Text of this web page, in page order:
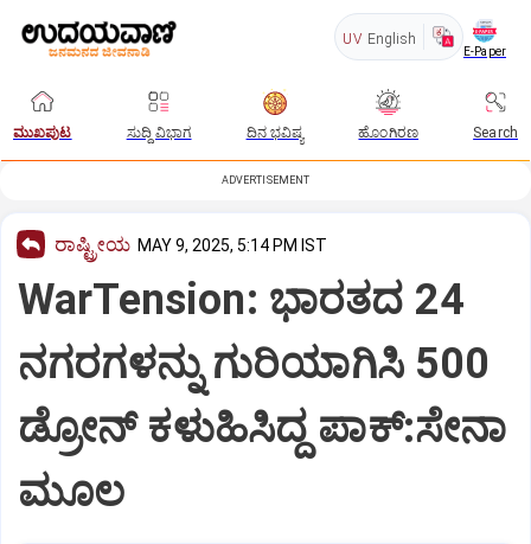
UV English
E-Paper
ಮುಖಪುಟ ಸುದ್ದಿ ವಿಭಾಗ ದಿನ ಭವಿಷ್ಯ ಹೊಂಗಿರಣ Search
ADVERTISEMENT
ರಾಷ್ಟ್ರೀಯ MAY 9, 2025, 5:14 PM IST
WarTension: ಭಾರತದ 24
ನಗರಗಳನ್ನು ಗುರಿಯಾಗಿಸಿ 500
ಡ್ರೋನ್‌ ‌ಕಳುಹಿಸಿದ್ದ ಪಾಕ್:ಸೇನಾ
ಮೂಲ